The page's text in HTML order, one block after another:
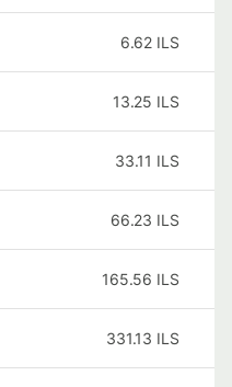
6.62 ILS
13.25 ILS
33.11 ILS
66.23 ILS
165.56 ILS
331.13 ILS